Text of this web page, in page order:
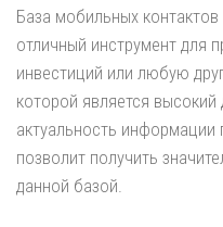
База мобильных
отличный инструмент для
инвестиций или любую
которой является
актуальность информации
позволит получить
данной базой.